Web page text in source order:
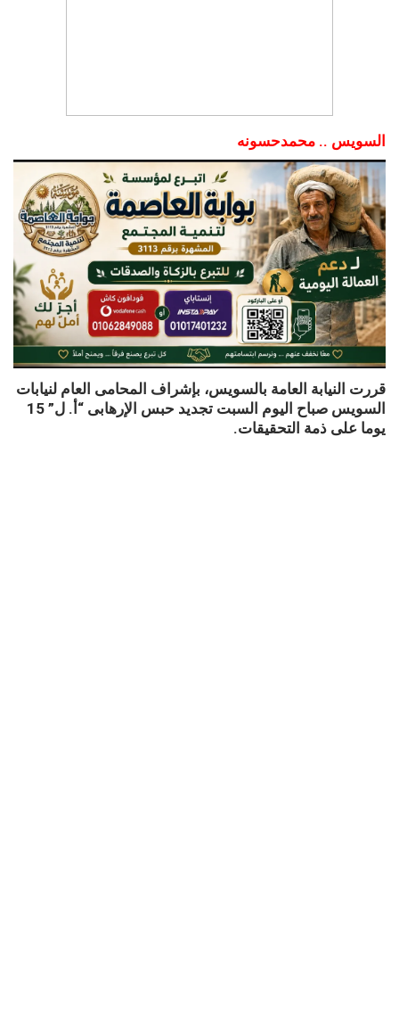
السويس .. محمدحسونه
قررت النيابة العامة بالسويس، بإشراف المحامى العام لنيابات
السويس صباح اليوم السبت تجديد حبس الإرهابى “أ. ل” 15
يوما على ذمة التحقيقات.